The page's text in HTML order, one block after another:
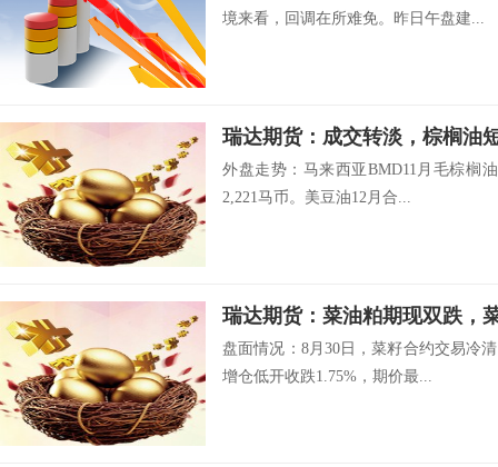
境来看，回调在所难免。昨日午盘建...
瑞达期货：成交转淡，棕榈
外盘走势：马来西亚BMD11月毛棕榈
2,221马币。美豆油12月合...
瑞达期货：菜油粕期现双跌
盘面情况：8月30日，菜籽合约交易冷
增仓低开收跌1.75%，期价最...